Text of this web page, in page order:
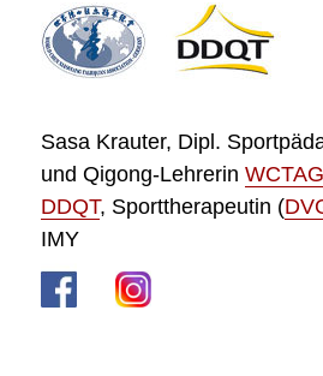
Sasa Krauter, Dipl.
und Qigong-LehrerinWCTAG
DDQT, Sporttherapeutin (
IMY